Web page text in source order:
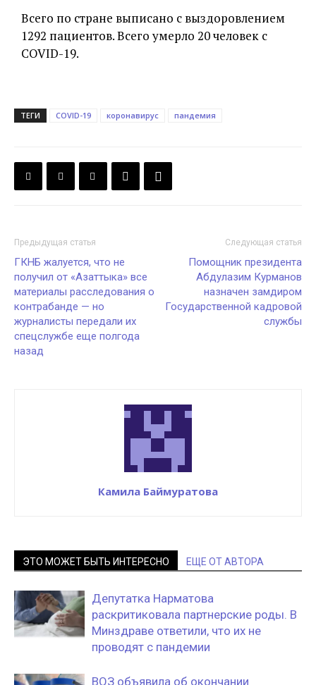
Всего по стране выписано с выздоровлением
1292 пациентов. Всего умерло 20 человек с
COVID-19.
ТЕГИ COVID-19 коронавирус пандемия
Предыдущая статья
ГКНБ жалуется, что не
получил от «Азаттыка» все
материалы расследования о
контрабанде — но
журналисты передали их
спецслужбе еще полгода
назад
Следующая статья
Помощник президента
Абдулазим Курманов
назначен замдиром
Государственной кадровой
службы
Камила Баймуратова
ЭТО МОЖЕТ БЫТЬ ИНТЕРЕСНО ЕЩЕ ОТ АВТОРА
Депутатка Нарматова
раскритиковала партнерские роды. В
Минздраве ответили, что их не
проводят с пандемии
ВОЗ объявила об окончании